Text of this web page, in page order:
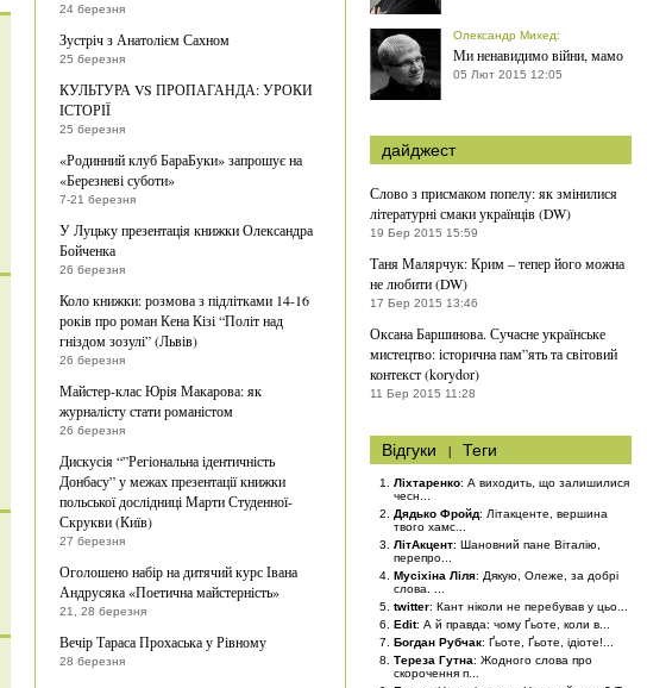
24 березня
Зустріч з Анатолієм Сахном
25 березня
КУЛЬТУРА VS ПРОПАГАНДА: УРОКИ
ІСТОРІЇ
25 березня
«Родинний клуб БараБуки» запрошує на
«Березневі суботи»
7-21 березня
У Луцьку презентація книжки Олександра
Бойченка
26 березня
Коло книжки: розмова з підлітками 14-16
років про роман Кена Кізі “Політ над
гніздом зозулі” (Львів)
26 березня
Майстер-клас Юрія Макарова: як
журналісту стати романістом
26 березня
Дискусія “”Регіональна ідентичність
Донбасу” у межах презентації книжки
польської дослідниці Марти Студенної-
Скрукви (Київ)
27 березня
Оголошено набір на дитячий курс Івана
Андрусяка «Поетична майстерність»
21, 28 березня
Вечір Тараса Прохаська у Рівному
28 березня
Олександр Михед:
Ми ненавидимо війни, мамо
05 Лют 2015 12:05
дайджест
Слово з присмаком попелу: як змінилися
літературні смаки українців (DW)
19 Бер 2015 15:59
Таня Малярчук: Крим – тепер його можна
не любити (DW)
17 Бер 2015 13:46
Оксана Баршинова. Сучасне українське
мистецтво: історична пам”ять та світовий
контекст (korydor)
11 Бер 2015 11:28
Відгуки | Теги
Ліхтаренко: А виходить, що залишилися
чесн...
Дядько Фройд: Літакценте, вершина
твого хамс...
ЛітАкцент: Шановний пане Віталію,
перепро...
Мусіхіна Ліля: Дякую, Олеже, за добрі
слова. ...
twitter: Кант ніколи не перебував у цьо...
Edit: А й правда: чому Ґьоте, коли в...
Богдан Рубчак: Ґьоте, Ґьоте, ідіоте!...
Тереза Гутна: Жодного слова про
скорочення п...